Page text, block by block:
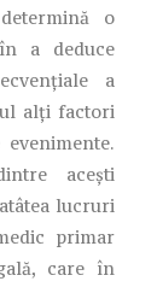
o
a deduce
a
alți factori
acești
lucruri
primar
care în